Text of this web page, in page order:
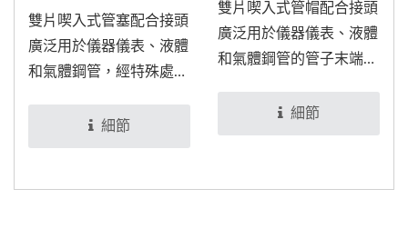
雙片喫入式管塞配合接頭
廣泛用於儀器儀表、液體
和氣體鋼管，經特殊處理
細節
雙片喫入式管帽配合接頭
廣泛用於儀器儀表、液體
和氣體鋼管的管子末端
住，達到密封效果。
細節